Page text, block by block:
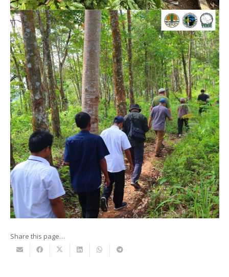
Share this page…